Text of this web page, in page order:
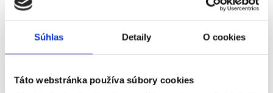
Súhlas Detaily O cookies
Táto webstránka používa súbory cookies
Služby